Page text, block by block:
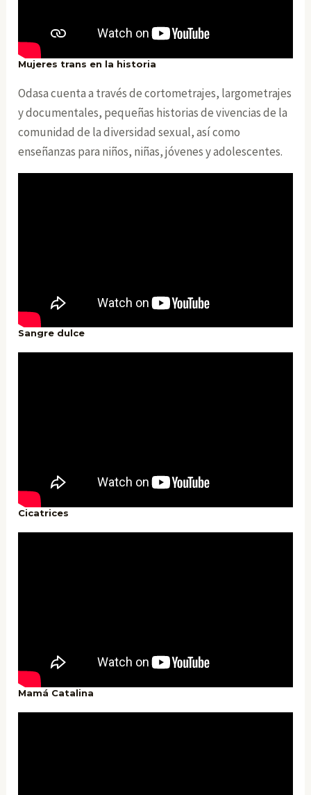
Mujeres trans en la historia
Odasa cuenta a través de cortometrajes, largometrajes
y documentales, pequeñas historias de vivencias de la
comunidad de la diversidad sexual, así como
enseñanzas para niños, niñas, jóvenes y adolescentes.
Sangre dulce
Cicatrices
Mamá Catalina